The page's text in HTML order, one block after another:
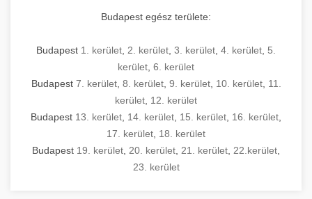
Budapest egész területe:
Budapest 1. kerület 2. kerület 3. kerület 4. kerület 5.
kerület 6. kerület
Budapest 7. kerület, 8. kerület, 9. kerület, 10. kerület, 11.
kerület 12. kerület
Budapest 13. kerület 14. kerület 15. kerület 16. kerület
17. kerület 18. kerület
Budapest 19. kerület 20. kerület 21. kerület 22.kerület
23. kerület